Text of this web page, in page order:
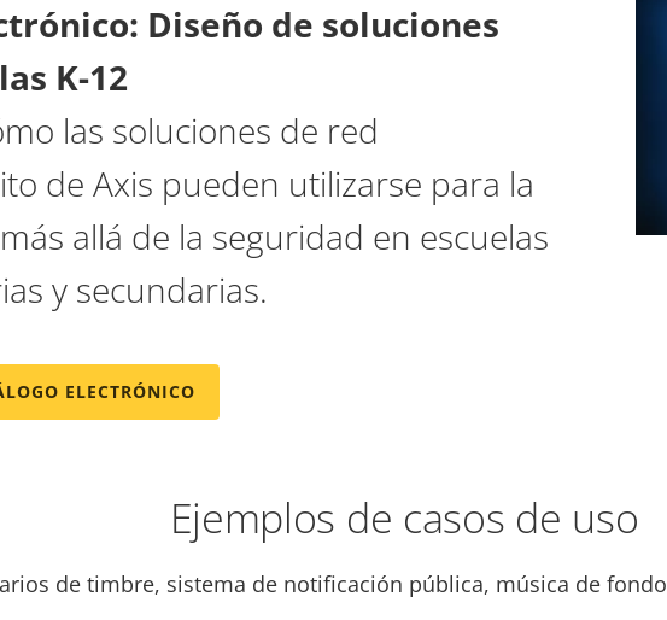
Diseño de soluciones
K-12
las soluciones de red
de Axis pueden utilizarse para la
allá de la seguridad en escuelas
y secundarias.
ELECTRÓNICO
Ejemplos de casos de uso
de timbre, sistema de notificación pública, música de fondo